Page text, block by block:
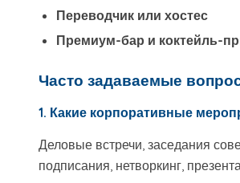
Переводчик или хостес
Премиум-бар и коктейль-
Часто задаваемые
1. Какие корпоративные
Деловые встречи, заседания
подписания, нетворкинг,